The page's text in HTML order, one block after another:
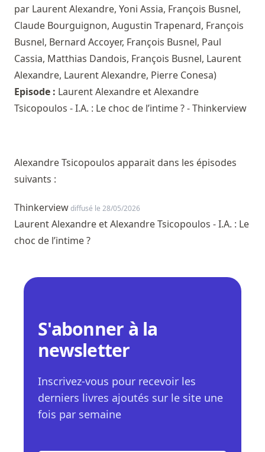
par Laurent Alexandre, Yoni Assia, François Busnel,
Claude Bourguignon, Augustin Trapenard, François
Busnel, Bernard Accoyer, François Busnel, Paul
Cassia, Matthias Dandois, François Busnel, Laurent
Alexandre, Laurent Alexandre, Pierre Conesa)
Episode : Laurent Alexandre et Alexandre
Tsicopoulos - I.A. : Le choc de l’intime ? - Thinkerview
Alexandre Tsicopoulos apparait dans les épisodes
suivants :
Thinkerviewdiffusé le 28/05/2026
Laurent Alexandre et Alexandre Tsicopoulos - I.A. : Le
choc de l’intime ?
S'abonner à la
newsletter
Inscrivez-vous pour recevoir les
derniers livres ajoutés sur le site une
fois par semaine